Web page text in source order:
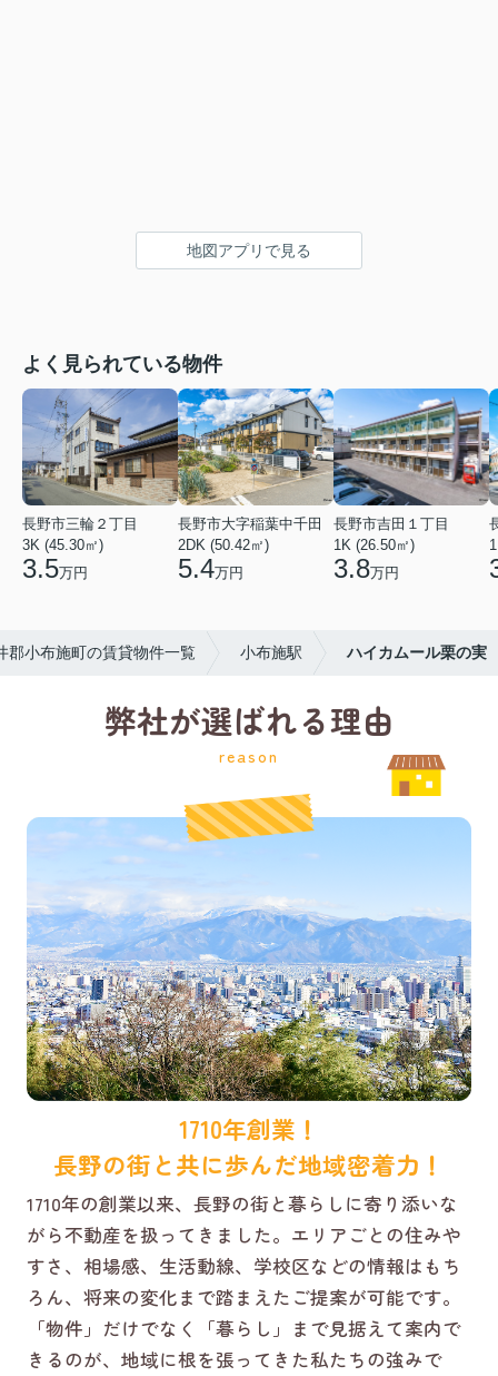
地図アプリで見る
よく見られている物件
長野市三輪２丁目
3K (45.30㎡)
3.5万円
長野市大字稲葉中千田
2DK (50.42㎡)
5.4万円
長野市吉田１丁目
1K (26.50㎡)
3.8万円
郡小布施町の賃貸物件一覧 小布施駅 ハイカムール栗の実
弊社が選ばれる理由
reason
1710年創業！
長野の街と共に歩んだ地域密着力！
1710年の創業以来、長野の街と暮らしに寄り添いな
がら不動産を扱ってきました。エリアごとの住みや
すさ、相場感、生活動線、学校区などの情報はもち
ろん、将来の変化まで踏まえたご提案が可能です。
「物件」だけでなく「暮らし」まで見据えて案内で
きるのが、地域に根を張ってきた私たちの強みで